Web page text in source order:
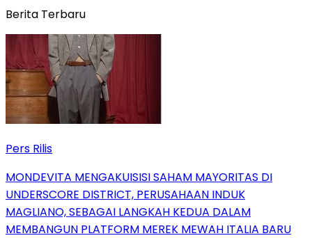
Berita Terbaru
Pers Rilis
MONDEVITA MENGAKUISISI SAHAM MAYORITAS DI
UNDERSCORE DISTRICT, PERUSAHAAN INDUK
MAGLIANO, SEBAGAI LANGKAH KEDUA DALAM
MEMBANGUN PLATFORM MEREK MEWAH ITALIA BARU